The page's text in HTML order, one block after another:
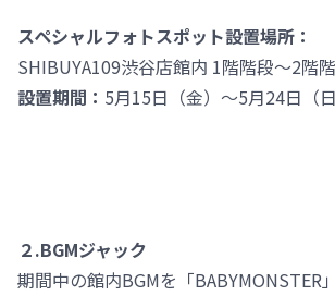
スペシャルフォトスポット設置場所：
SHIBUYA109渋谷店館内 1階階段～2階
設置期間： 5月15日（金）～5月24日（日
２.BGMジャック
期間中の館内BGMを「BABYMONSTER